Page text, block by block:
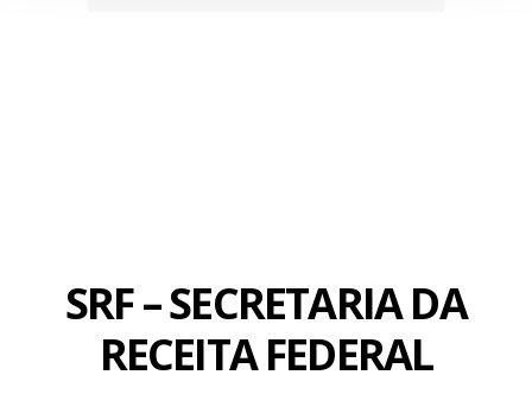
SRF – SECRETARIA DA
RECEITA FEDERAL